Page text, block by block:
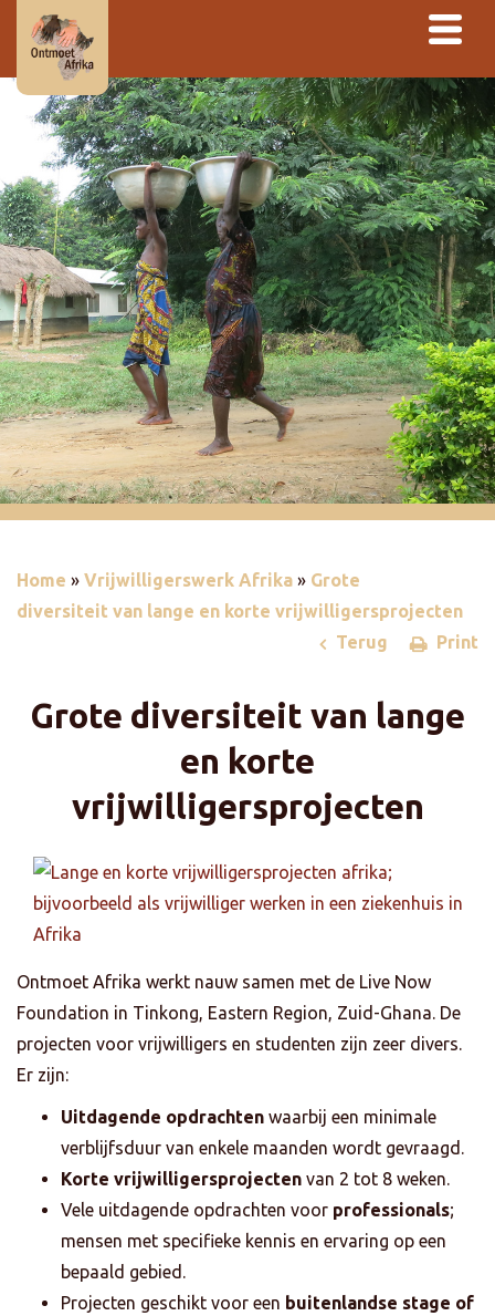
Home » Vrijwilligerswerk Afrika » Grote
diversiteit van lange en korte vrijwilligersprojecten
Print
Terug
Grote diversiteit van lange
en korte
vrijwilligersprojecten
Ontmoet Afrika werkt nauw samen met de Live Now
Foundation in Tinkong, Eastern Region, Zuid-Ghana. De
projecten voor vrijwilligers en studenten zijn zeer divers.
Er zijn:
Uitdagende opdrachten waarbij een minimale
verblijfsduur van enkele maanden wordt gevraagd.
Korte vrijwilligersprojecten van 2 tot 8 weken.
Vele uitdagende opdrachten voor professionals;
mensen met specifieke kennis en ervaring op een
bepaald gebied.
Projecten geschikt voor een buitenlandse stage of